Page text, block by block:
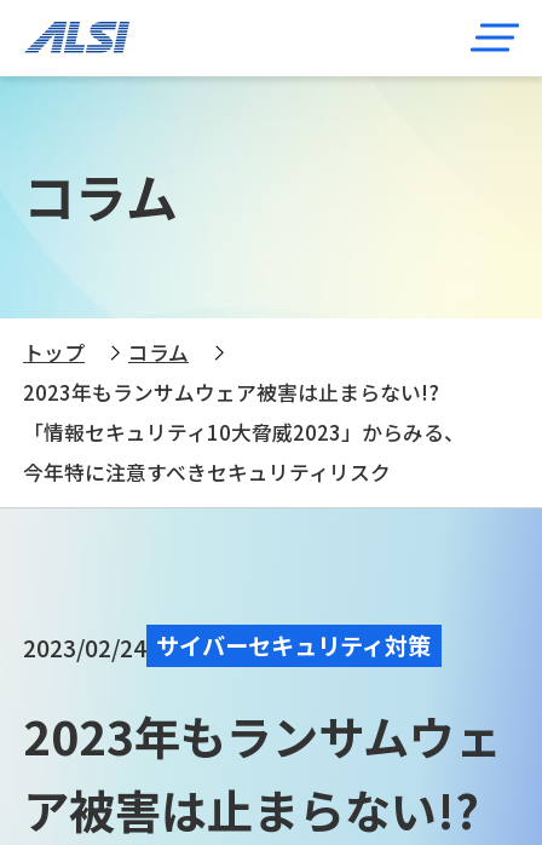
コラム
トップ
コラム
2023年もランサムウェア被害は止まらない!?
「情報セキュリティ10大脅威2023」からみる、
今年特に注意すべきセキュリティリスク
2023/02/24 サイバーセキュリティ対策
2023年もランサムウェ
ア被害は止まらない!?